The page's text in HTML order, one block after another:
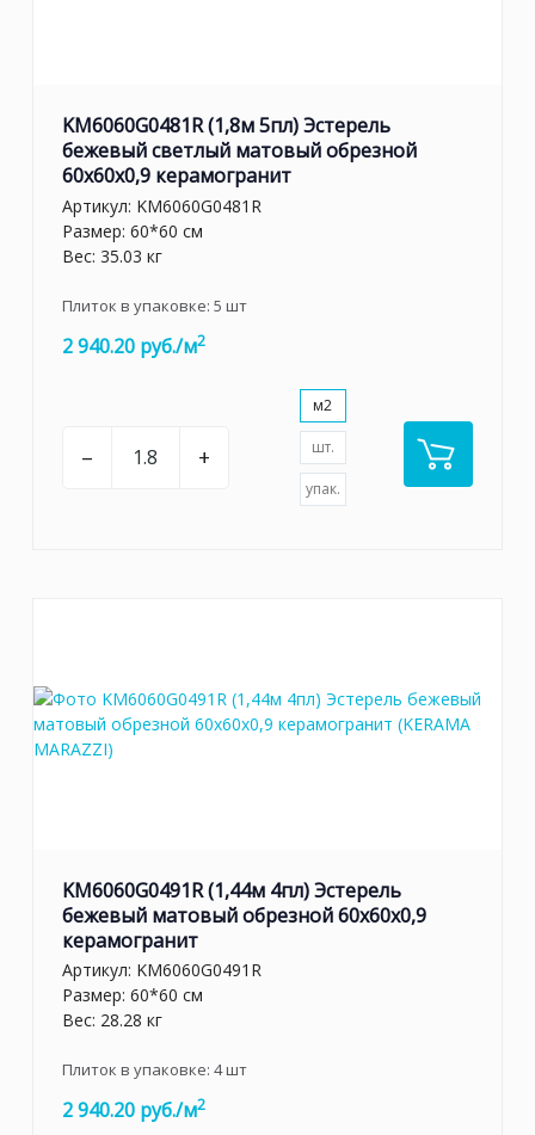
KM6060G0481R (1,8м 5пл) Эстерель
бежевый светлый матовый обрезной
60x60x0,9 керамогранит
Артикул: KM6060G0481R
Размер: 60*60 см
Вес: 35.03 кг
Плиток в упаковке: 5 шт
2 940.20 руб./м2
– +
м2
шт.
упак.
KM6060G0491R (1,44м 4пл) Эстерель
бежевый матовый обрезной 60x60x0,9
керамогранит
Артикул: KM6060G0491R
Размер: 60*60 см
Вес: 28.28 кг
Плиток в упаковке: 4шт
2 940.20 руб./м2